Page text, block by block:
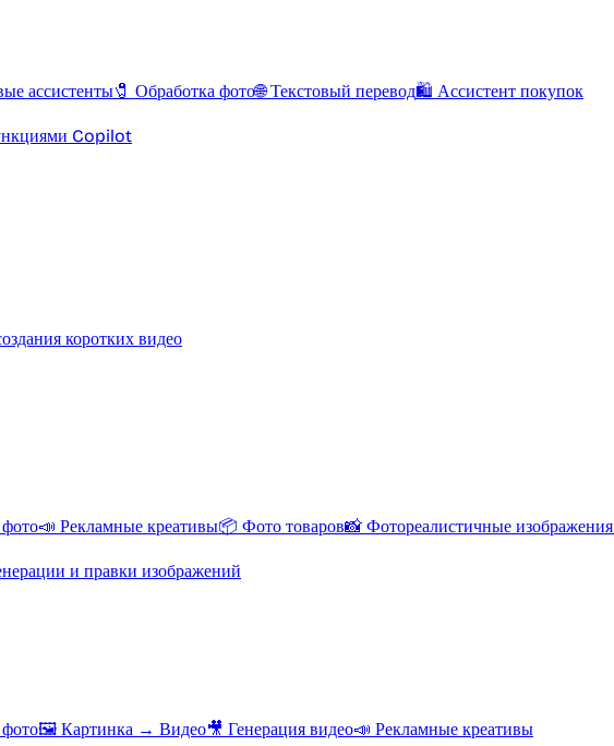
ассистенты🧷 Обработка фото🌐 Текстовый перевод🛍️ Ассистент покупок
Copilot
коротких видео
📣 Рекламные креативы📦 Фото товаров📸 Фотореалистичные изображения
и правки изображений
🖼️ Картинка → Видео🎥 Генерация видео📣 Рекламные креативы